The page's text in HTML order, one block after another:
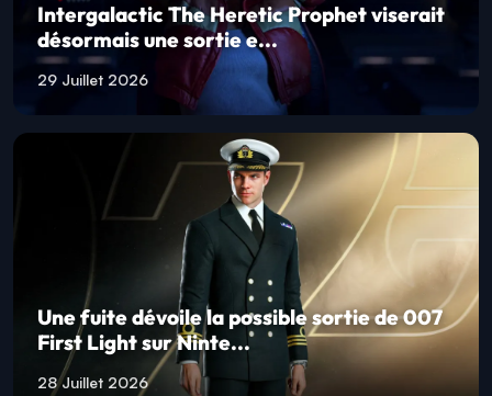
Intergalactic The Heretic Prophet viserait
désormais une sortie e...
29 Juillet 2026
Une fuite dévoile la possible sortie de 007
First Light sur Ninte...
28 Juillet 2026